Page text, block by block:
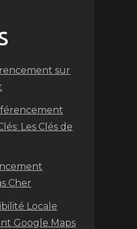
sur
Les Clés de
Cher
Locale
Google Maps